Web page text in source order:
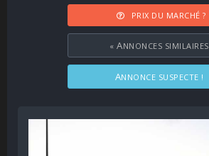
PRIX DU MARCHÉ ?
« ANNONCES SIMILAIRES
ANNONCE SUSPECTE !